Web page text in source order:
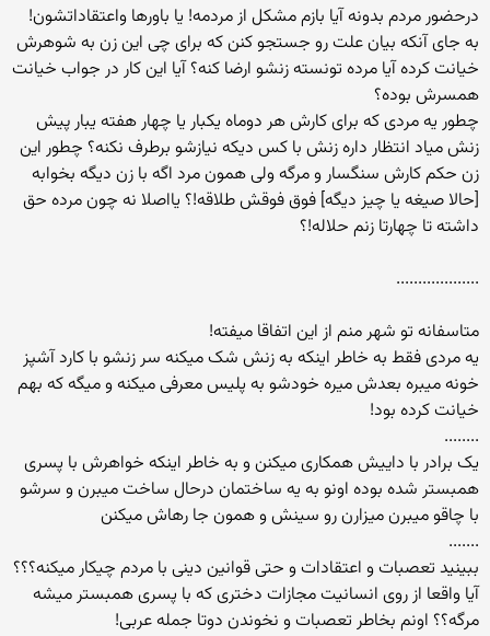
درحضور مردم بدونه آیا بازم مشکل از مردمه! یا باورها واعتقاداتشون!
به جای آنکه بیان علت رو جستجو کنن که برای چی این زن به شوهرش
خیانت کرده آیا مرده تونسته زنشو ارضا کنه؟ آیا این کار در جواب خیانت
همسرش بوده؟
چطور یه مردی که برای کارش هر دوماه یکبار یا چهار هفته یبار پیش
زنش میاد انتظار داره زنش با کس دیکه نیازشو برطرف نکنه؟ چطور این
زن حکم کارش سنگسار و مرگه ولی همون مرد اگه با زن دیگه بخوابه
[حالا صیغه یا چیز دیگه] فوق فوقش طلاقه!؟ یااصلا نه چون مرده حق
داشته تا چهارتا زنم حلاله!؟
...................
متاسفانه تو شهر منم از این اتفاقا میفته!
یه مردی فقط به خاطر اینکه به زنش شک میکنه سر زنشو با کارد آشپز
خونه میبره بعدش میره خودشو به پلیس معرفی میکنه و میگه که بهم
خیانت کرده بود!
........
یک برادر با داییش همکاری میکنن و به خاطر اینکه خواهرش با پسری
همبستر شده بوده اونو به یه ساختمان درحال ساخت میبرن و سرشو
با چاقو میبرن میزارن رو سینش و همون جا رهاش میکنن
.......
ببینید تعصبات و اعتقادات و حتی قوانین دینی با مردم چیکار میکنه؟؟؟
آیا واقعا از روی انسانیت مجازات دختری که با پسری همبستر میشه
مرگه؟؟ اونم بخاطر تعصبات و نخوندن دوتا جمله عربی!